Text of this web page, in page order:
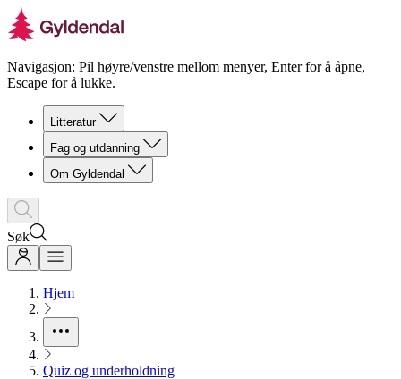
Navigasjon: Pil høyre/venstre mellom menyer, Enter for å åpne,
Escape for å lukke.
Litteratur
Fag og utdanning
Om Gyldendal
Søk
Hjem
Quiz og underholdning